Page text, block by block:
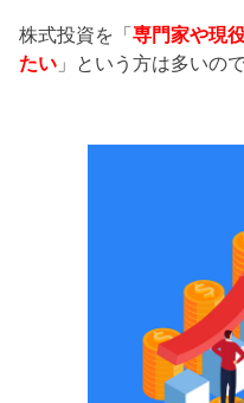
株式投資を「専門家や現
たい 」という方は多いの